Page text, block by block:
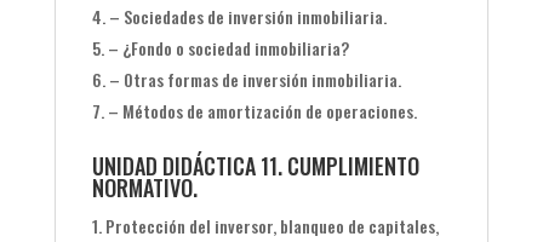
– Sociedades de inversión inmobiliaria.
– ¿Fondo o sociedad inmobiliaria?
– Otras formas de inversión inmobiliaria.
– Métodos de amortización de operaciones.
UNIDAD DIDÁCTICA 11. CUMPLIMIENTO
NORMATIVO.
Protección del inversor, blanqueo de capitales,